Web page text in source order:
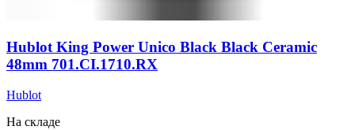
Hublot King Power Unico Black Black Ceramic
48mm 701.CI.1710.RX
Hublot
На складе